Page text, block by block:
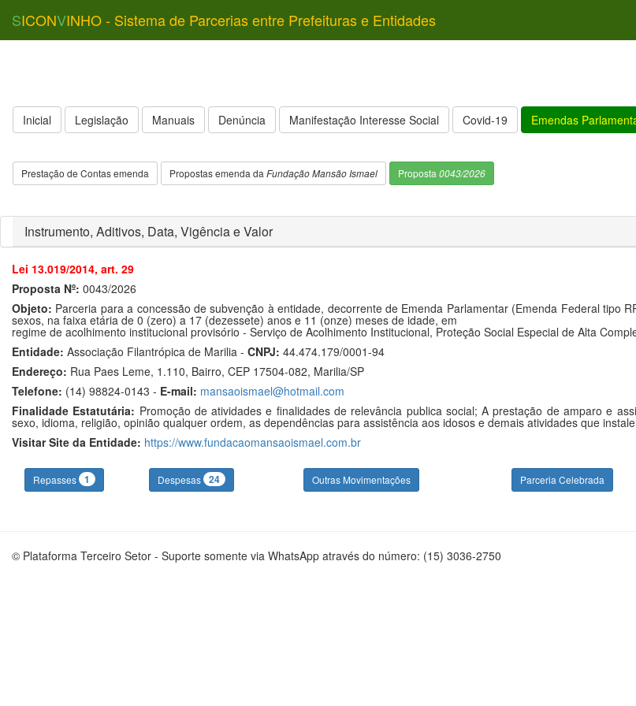
SICONVINHO - Sistema de Parcerias entre Prefeituras e Entidades
Inicial Legislação Manuais Denúncia Manifestação Interesse Social Covid-19 Emendas
Prestação de Contas emenda Propostas emenda da Fundação Mansão Ismael Proposta 0043/2026
Instrumento, Aditivos, Data, Vigência e Valor
Lei 13.019/2014, art. 29
Proposta Nº: 0043/2026
Objeto: Parceria para a concessão de subvenção à entidade, decorrente de Emenda Parlamentar (Emenda Federal tipo
sexos, na faixa etária de 0 (zero) a 17 (dezessete) anos e 11 (onze) meses de idade, em
regime de acolhimento institucional provisório - Serviço de Acolhimento Institucional, Proteção Social Especial de Alta
Entidade: Associação Filantrópica de Marilia - CNPJ: 44.474.179/0001-94
Endereço: Rua Paes Leme, 1.110, Bairro, CEP 17504-082, Marilia/SP
Telefone: (14) 98824-0143 - E-mail: mansaoismael@hotmail.com
Finalidade Estatutária: Promoção de atividades e finalidades de relevância publica social; A prestação de amparo e
sexo, idioma, religião, opinião qualquer ordem, as dependências para assistência aos idosos e demais atividades que
Visitar Site da Entidade: https://www.fundacaomansaoismael.com.br
Repasses 1 Despesas 24 Outras Movimentações Parceria Celebrada
© Plataforma Terceiro Setor - Suporte somente via WhatsApp através do número: (15) 3036-2750